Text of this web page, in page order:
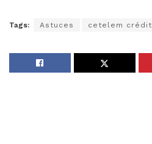
Tags: Astuces cetelem crédit